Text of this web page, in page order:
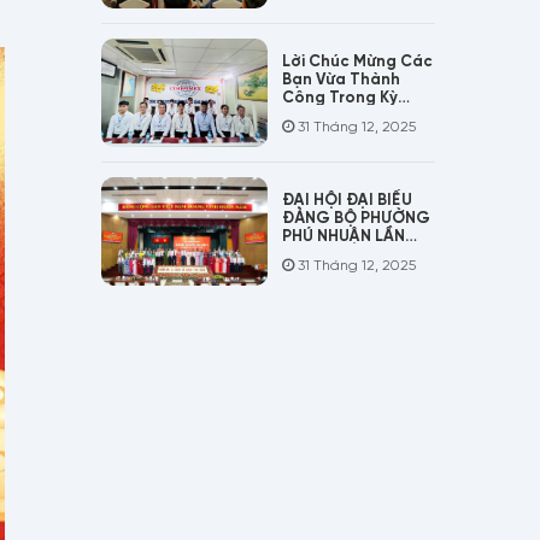
Lời Chúc Mừng Các
Bạn Vừa Thành
Công Trong Kỳ
Điều Dưỡng Chăm
31 Tháng 12, 2025
ĐẠI HỘI ĐẠI BIỂU
ĐẢNG BỘ PHƯỜNG
PHÚ NHUẬN LẦN
2025 – 2030
31 Tháng 12, 2025